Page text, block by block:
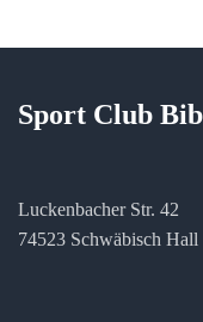
Sport Club
Luckenbacher Str. 42
74523 Schwäbisch Hall